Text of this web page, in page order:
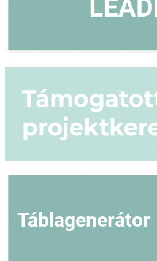
Táblagenerátor